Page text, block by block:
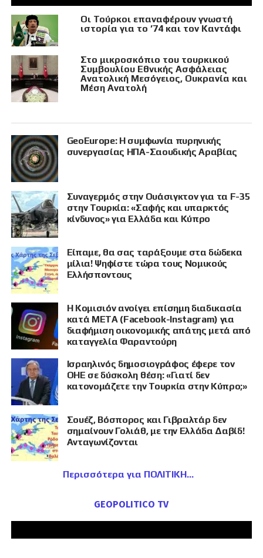
Οι Τούρκοι επαναφέρουν γνωστή
ιστορία για το ’74 και τον Καντάφι
Στο μικροσκόπιο του τουρκικού
Συμβουλίου Εθνικής Ασφάλειας
Ανατολική Μεσόγειος, Ουκρανία και
Μέση Ανατολή
GeoEurope: Η συμφωνία πυρηνικής
συνεργασίας ΗΠΑ-Σαουδικής Αραβίας
Συναγερμός στην Ουάσιγκτον για τα F-35
στην Τουρκία: «Σαφής και υπαρκτός
κίνδυνος» για Ελλάδα και Κύπρο
Είπαμε, θα σας ταράξουμε στα δώδεκα
μίλια! Ψηφίστε τώρα τους Νομικούς
Ελλήσποντους
Η Κομισιόν ανοίγει επίσημη διαδικασία
κατά META (Facebook-Instagram) για
διαφήμιση οικονομικής απάτης μετά από
καταγγελία Φαραντούρη
Ισραηλινός δημοσιογράφος έφερε τον
ΟΗΕ σε δύσκολη θέση: «Γιατί δεν
κατονομάζετε την Τουρκία στην Κύπρο;»
Σουέζ, Βόσπορος και Γιβραλτάρ δεν
σημαίνουν Γολιάθ, με την Ελλάδα Δαβίδ!
Ανταγωνίζονται
Περισσότερα για ΠΟΛΙΤΙΚΗ
GEOPOLITICO TV